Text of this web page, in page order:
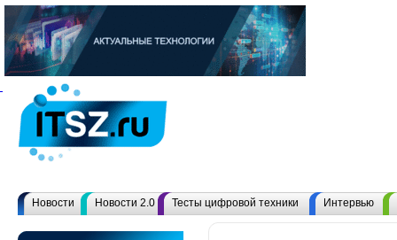
Новости Новости 2.0 Тесты цифровой техники Интервью